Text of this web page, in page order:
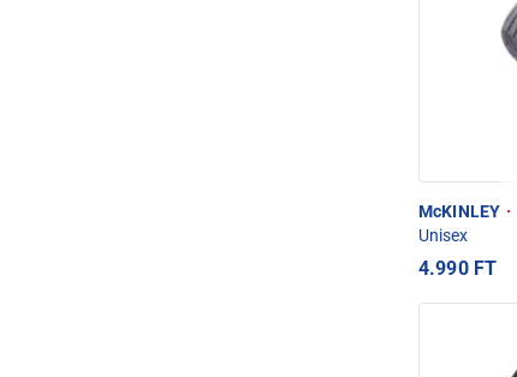
McKINLEY ·
Unisex
4.990 FT